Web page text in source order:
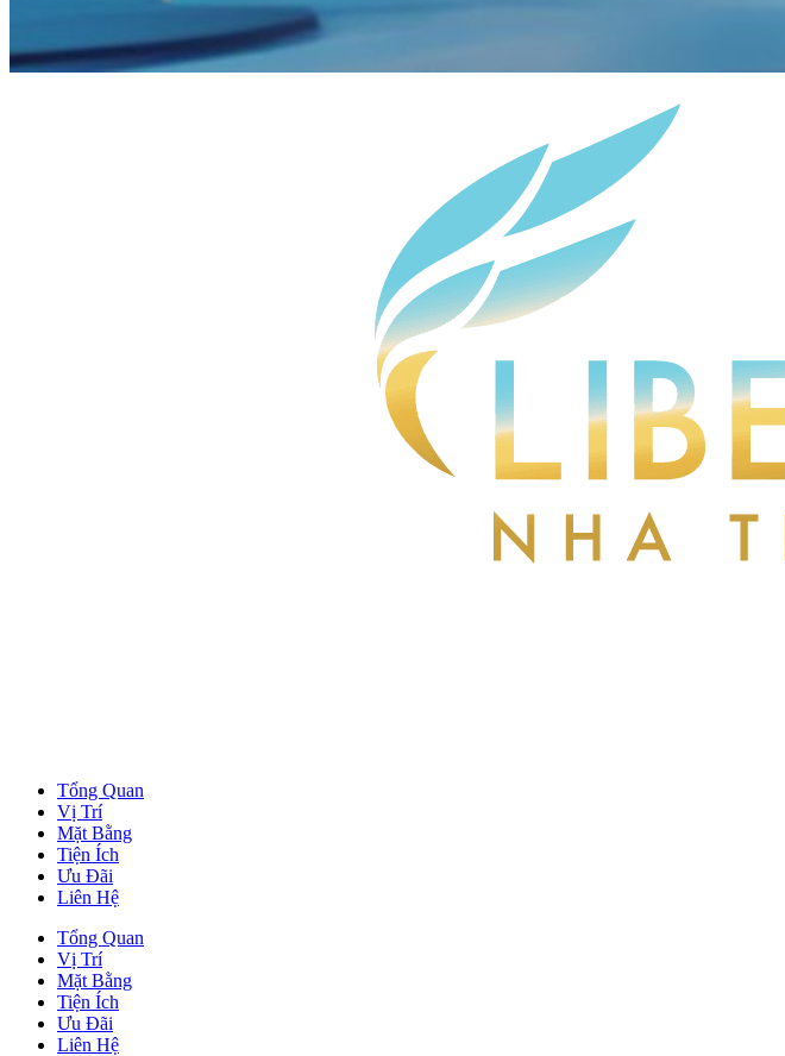
Tổng Quan
Vị Trí
Mặt Bằng
Tiện Ích
Ưu Đãi
Liên Hệ
Tổng Quan
Vị Trí
Mặt Bằng
Tiện Ích
Ưu Đãi
Liên Hệ